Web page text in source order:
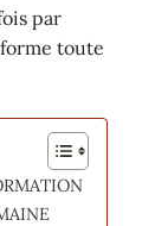
par
toute